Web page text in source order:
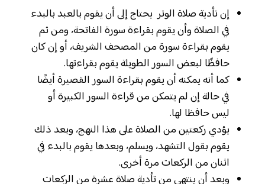
إن تأدية صلاة الوتر يحتاج إلى أن يقوم بالعبد بالبدء
في الصلاة وأن يقوم بقراءة سورة الفاتحة، ومن ثم
يقوم بقراءة سورة من المصحف الشريف، أو إن كان
حافظًا لبعض السور الطويلة يقوم بقراءتها.
كما أنه يمكنه أن يقوم بقراءة السور القصيرة أيضًا
في حالة إن لم يتمكن من قراءة السور الكبيرة أو
ليس حافظا لها.
يؤدي ركعتين من الصلاة على هذا النهج، وبعد ذلك
يقوم بقول التشهد، ويسلم، وبعدها يقوم بالبدء في
اثنان من الركعات مرة أخرى.
وبعد أن ينتهي من تأدية صلاة عشرة من الركعات